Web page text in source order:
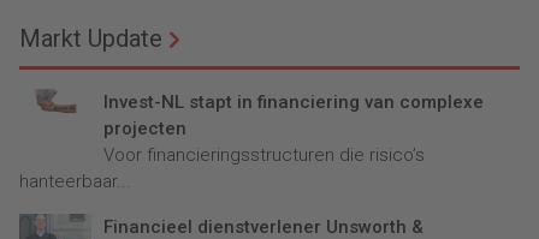
Markt Update
Invest-NL stapt in financiering van complexe
projecten
Voor financieringsstructuren die risico’s
hanteerbaar...
Financieel dienstverlener Unsworth &